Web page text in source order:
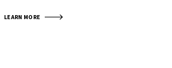
LEARN MORE